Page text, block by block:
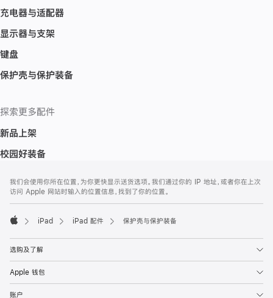
充电器与适配器
显示器与支架
键盘
保护壳与保护装备
探索更多配件
新品上架
校园好装备
页
页
脚
注
我们会使用你所在位置，为你更快显示送货选项。我们通过你的 IP 地址，或者你在上次
访问 Apple 网站时输入的位置信息，找到了你的位置。
iPad iPad 配件 保护壳与保护装备
选购及了解
Apple 钱包
账户